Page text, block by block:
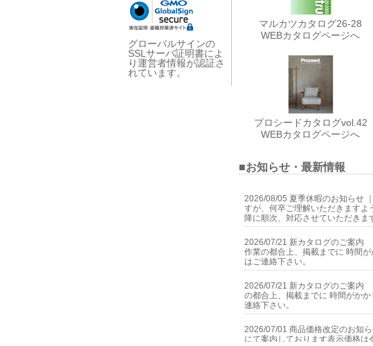
グローバルサインの
SSLサーバ証明書によ
り運営者情報が認証さ
れています。
マルカツカタログ26-28
WEBカタログページへ
プロシードカタログvol.42
WEBカタログページへ
■お知らせ・最新情報